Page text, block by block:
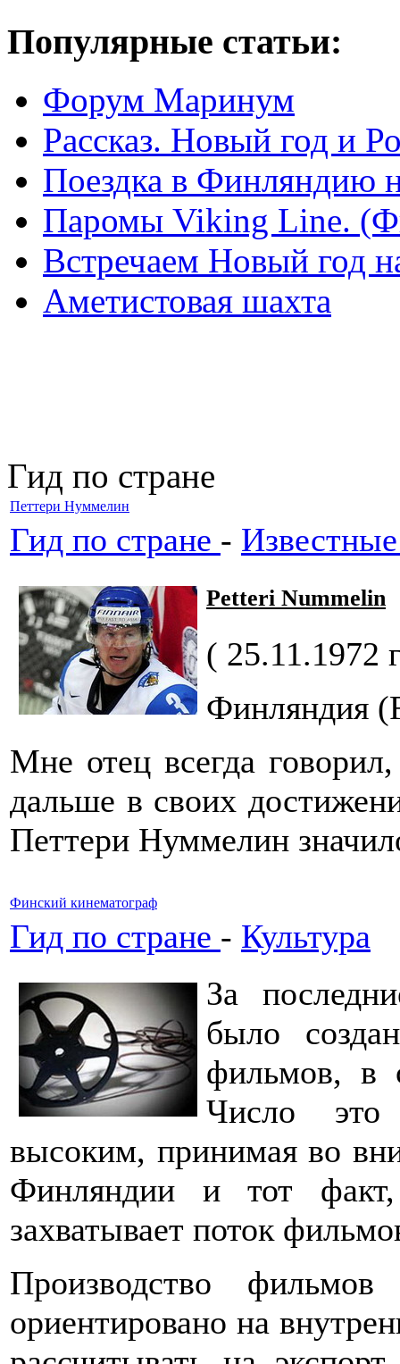
Популярные статьи:
Форум Маринум
Рассказ. Новый год и
Поездка в Финляндию
Паромы Viking Line.
Встречаем Новый год
Аметистовая шахта
Гид по стране
Петтери Нуммелин
Гид по стране -
Petteri Nummelin
( 25.11.1972
Финляндия
Мне отец всегда
дальше в своих
Петтери Нуммелин
Финский кинематограф
Гид по стране - Культура
За
было
фильмов, в
Число это
высоким, принимая во
Финляндии и тот
захватывает поток
Производство
ориентировано на